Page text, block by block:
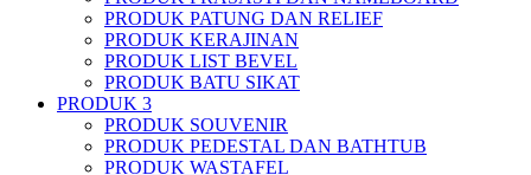
PRODUK PATUNG DAN RELIEF
PRODUK KERAJINAN
PRODUK LIST BEVEL
PRODUK BATU SIKAT
PRODUK 3
PRODUK SOUVENIR
PRODUK PEDESTAL DAN BATHTUB
PRODUK WASTAFEL